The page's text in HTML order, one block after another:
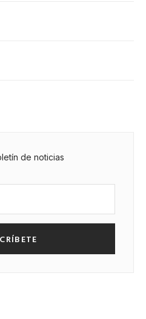
de noticias